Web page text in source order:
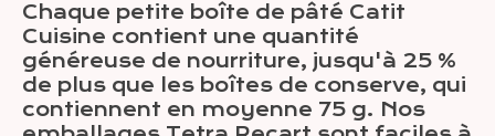
Chaque petite boîte de pâté Catit
Cuisine contient une quantité
généreuse de nourriture, jusqu'à 25 %
de plus que les boîtes de conserve, qui
contiennent en moyenne 75 g. Nos